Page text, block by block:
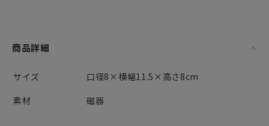
商品詳細
サイズ
口径8×横幅11.5×高さ8cm
素材
磁器